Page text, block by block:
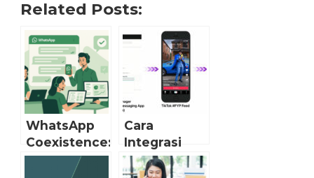
Related Posts:
WhatsApp
Coexistence:
Era Baru
Cara
Integrasi
TikTok